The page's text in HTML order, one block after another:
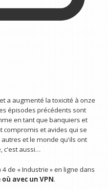
a augmenté la toxicité à onze
épisodes précédents sont
en tant que banquiers et
et avides qui se
et le monde qu'ils ont
c'est aussi…
de « Industrie » en ligne dans
avec un VPN.